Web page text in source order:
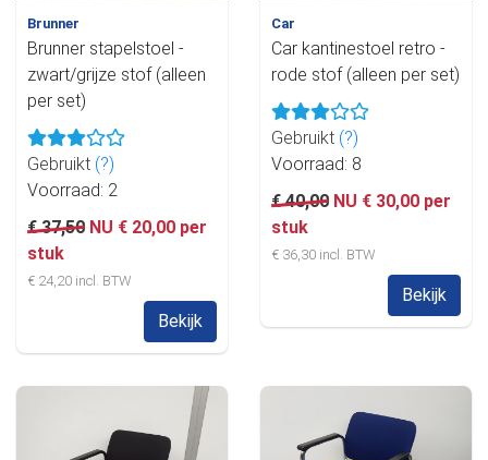
Brunner
Brunner stapelstoel -
zwart/grijze stof (alleen
per set)
Gebruikt (?)
Voorraad: 2
€ 37,50 NU € 20,00 per
stuk
€ 24,20 incl. BTW
Bekijk
Car
Car kantinestoel retro -
rode stof (alleen per set)
Gebruikt (?)
Voorraad: 8
€ 40,00 NU € 30,00 per
stuk
€ 36,30 incl. BTW
Bekijk